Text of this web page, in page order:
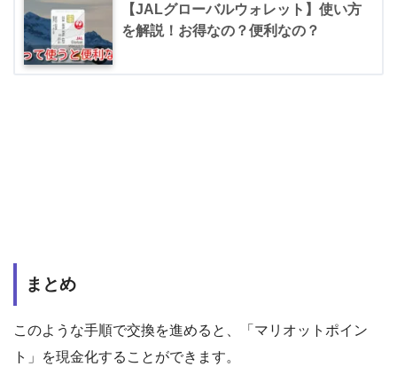
【JALグローバルウォレット】使い方
を解説！お得なの？便利なの？
まとめ
このような手順で交換を進めると、「マリオットポイン
ト」を現金化することができます。